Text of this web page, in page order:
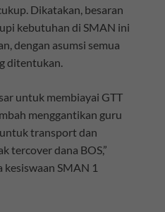
Dikatakan, besaran
kebutuhan di SMAN ini
dengan asumsi semua
ditentukan.
untuk membiayai GTT
menggantikan guru
transport dan
tercover dana BOS,”
SMAN 1